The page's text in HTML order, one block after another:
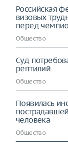
Российская
визовых
перед
Общество
Суд
рептилий
Общество
Появилась
человека
Общество